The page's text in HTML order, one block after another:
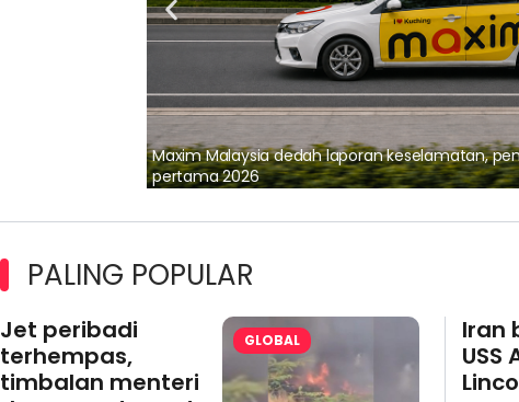
Maxim Malaysia dedah laporan keselamatan,
pertama 2026
PALING POPULAR
Jet peribadi
terhempas,
timbalan menteri
GLOBAL
Iran
USS